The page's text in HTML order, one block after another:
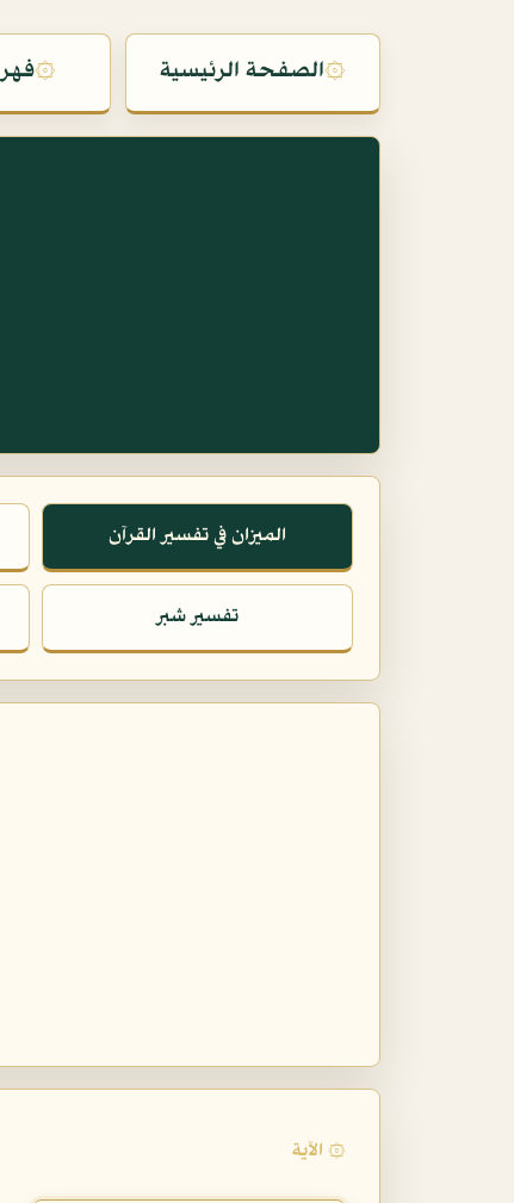
۞الصفحة الرئيسية ۞
الميزان في تفسير القرآن
تفسير شبر
۞ الآية